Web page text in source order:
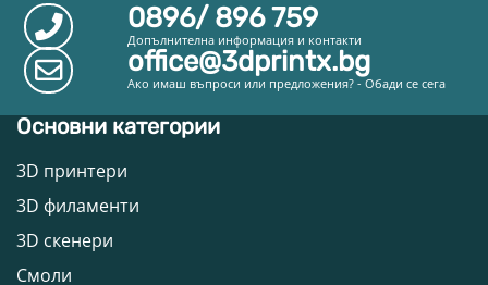
0896/ 896 759
Допълнителна информация и контакти
office@3dprintx.bg
Ако имаш въпроси или предложения? - Обади се сега
Основни категории
3D принтери
3D филаменти
3D скенери
Смоли